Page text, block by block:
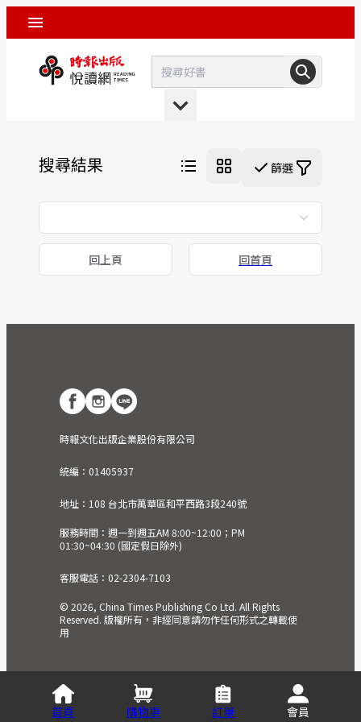
搜尋結果 篩選
回上頁 回首頁
時報文化出版企業股份有限公司
統編：01405937
地址：108 台北市萬華區和平西路3段240號
服務時間：週一到週五AM 8:00~12:00；PM
01:30~04:30 (國定假日除外)
客服電話：02-2304-7103
© 2026, China Times Publishing Co Ltd. All Rights
Reserved. 版權所有，非經同意請勿作任何形式之轉載使
用
首頁 購物車 訂單 會員